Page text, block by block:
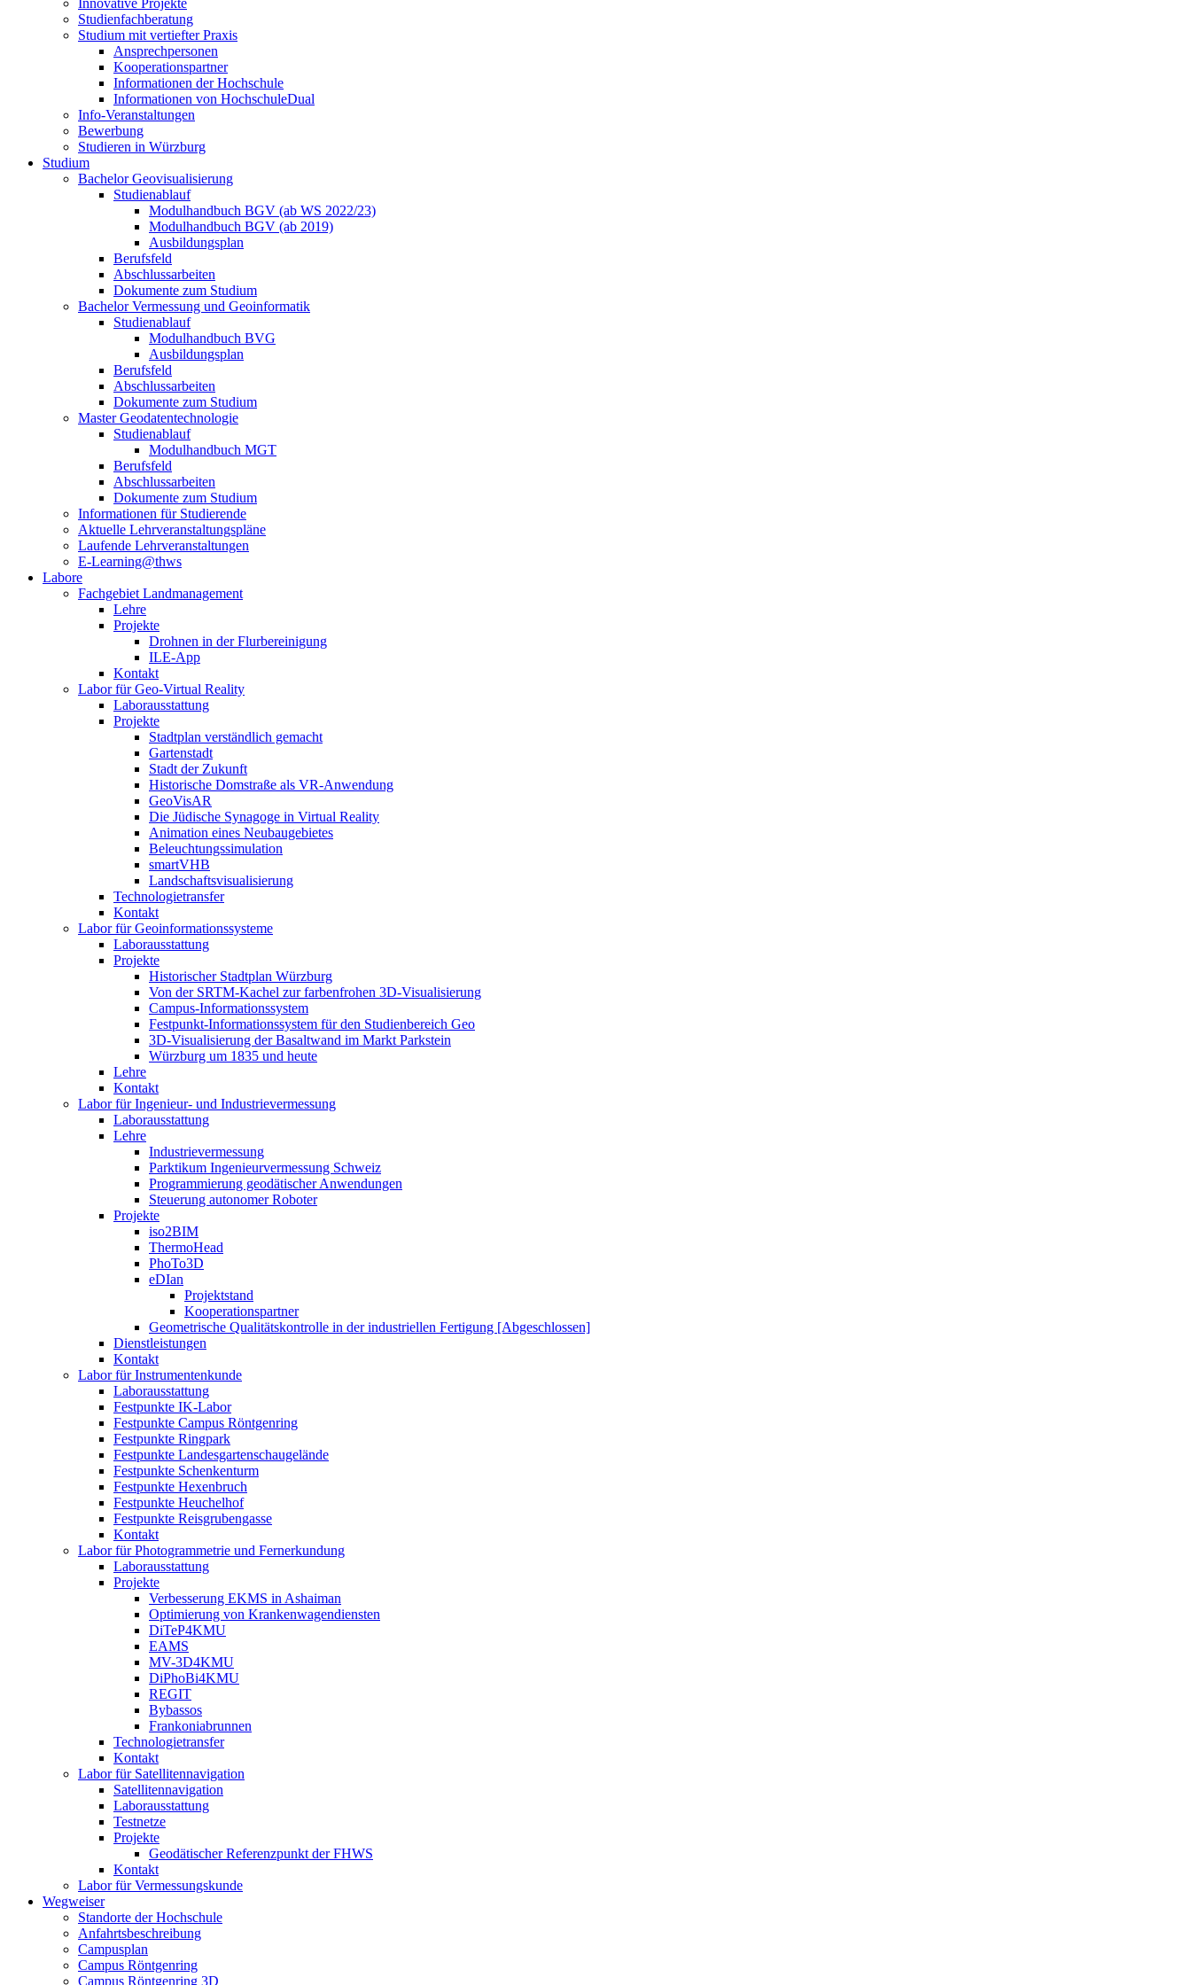
Innovative Projekte
Studienfachberatung
Studium mit vertiefter Praxis
Ansprechpersonen
Kooperationspartner
Informationen der Hochschule
Informationen von HochschuleDual
Info-Veranstaltungen
Bewerbung
Studieren in Würzburg
Studium
Bachelor Geovisualisierung
Studienablauf
Modulhandbuch BGV (ab WS 2022/23)
Modulhandbuch BGV (ab 2019)
Ausbildungsplan
Berufsfeld
Abschlussarbeiten
Dokumente zum Studium
Bachelor Vermessung und Geoinformatik
Studienablauf
Modulhandbuch BVG
Ausbildungsplan
Berufsfeld
Abschlussarbeiten
Dokumente zum Studium
Master Geodatentechnologie
Studienablauf
Modulhandbuch MGT
Berufsfeld
Abschlussarbeiten
Dokumente zum Studium
Informationen für Studierende
Aktuelle Lehrveranstaltungspläne
Laufende Lehrveranstaltungen
E-Learning@thws
Labore
Fachgebiet Landmanagement
Lehre
Projekte
Drohnen in der Flurbereinigung
ILE-App
Kontakt
Labor für Geo-Virtual Reality
Laborausstattung
Projekte
Stadtplan verständlich gemacht
Gartenstadt
Stadt der Zukunft
Historische Domstraße als VR-Anwendung
GeoVisAR
Die Jüdische Synagoge in Virtual Reality
Animation eines Neubaugebietes
Beleuchtungssimulation
smartVHB
Landschaftsvisualisierung
Technologietransfer
Kontakt
Labor für Geoinformationssysteme
Laborausstattung
Projekte
Historischer Stadtplan Würzburg
Von der SRTM-Kachel zur farbenfrohen 3D-Visualisierung
Campus-Informationssystem
Festpunkt-Informationssystem für den Studienbereich Geo
3D-Visualisierung der Basaltwand im Markt Parkstein
Würzburg um 1835 und heute
Lehre
Kontakt
Labor für Ingenieur- und Industrievermessung
Laborausstattung
Lehre
Industrievermessung
Parktikum Ingenieurvermessung Schweiz
Programmierung geodätischer Anwendungen
Steuerung autonomer Roboter
Projekte
iso2BIM
ThermoHead
PhoTo3D
eDIan
Projektstand
Kooperationspartner
Geometrische Qualitätskontrolle in der industriellen Fertigung [Abgeschlossen]
Dienstleistungen
Kontakt
Labor für Instrumentenkunde
Laborausstattung
Festpunkte IK-Labor
Festpunkte Campus Röntgenring
Festpunkte Ringpark
Festpunkte Landesgartenschaugelände
Festpunkte Schenkenturm
Festpunkte Hexenbruch
Festpunkte Heuchelhof
Festpunkte Reisgrubengasse
Kontakt
Labor für Photogrammetrie und Fernerkundung
Laborausstattung
Projekte
Verbesserung EKMS in Ashaiman
Optimierung von Krankenwagendiensten
DiTeP4KMU
EAMS
MV-3D4KMU
DiPhoBi4KMU
REGIT
Bybassos
Frankoniabrunnen
Technologietransfer
Kontakt
Labor für Satellitennavigation
Satellitennavigation
Laborausstattung
Testnetze
Projekte
Geodätischer Referenzpunkt der FHWS
Kontakt
Labor für Vermessungskunde
Wegweiser
Standorte der Hochschule
Anfahrtsbeschreibung
Campusplan
Campus Röntgenring
Campus Röntgenring 3D